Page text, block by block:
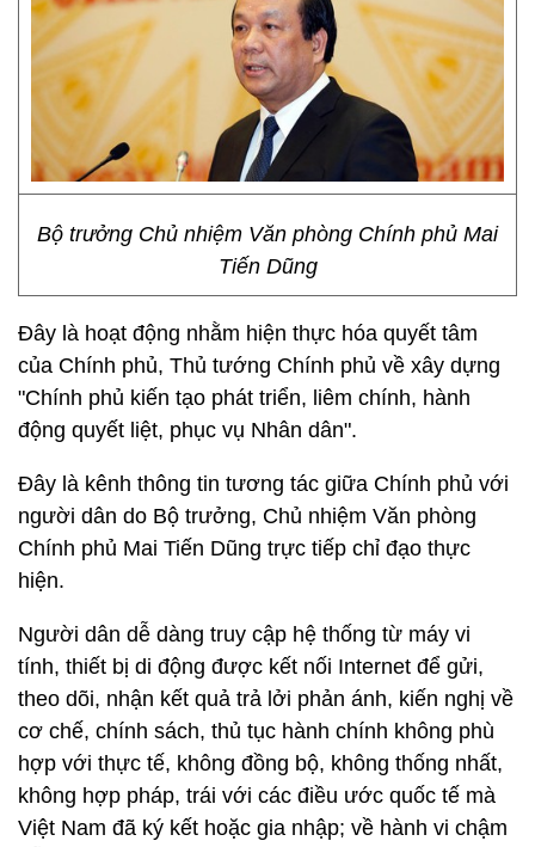
Bộ trưởng Chủ nhiệm Văn phòng Chính phủ Mai
Tiến Dũng
Đây là hoạt động nhằm hiện thực hóa quyết tâm
của Chính phủ, Thủ tướng Chính phủ về xây dựng
"Chính phủ kiến tạo phát triển, liêm chính, hành
động quyết liệt, phục vụ Nhân dân".
Đây là kênh thông tin tương tác giữa Chính phủ với
người dân do Bộ trưởng, Chủ nhiệm Văn phòng
Chính phủ Mai Tiến Dũng trực tiếp chỉ đạo thực
hiện.
Người dân dễ dàng truy cập hệ thống từ máy vi
tính, thiết bị di động được kết nối Internet để gửi,
theo dõi, nhận kết quả trả lởi phản ánh, kiến nghị về
cơ chế, chính sách, thủ tục hành chính không phù
hợp với thực tế, không đồng bộ, không thống nhất,
không hợp pháp, trái với các điều ước quốc tế mà
Việt Nam đã ký kết hoặc gia nhập; về hành vi chậm